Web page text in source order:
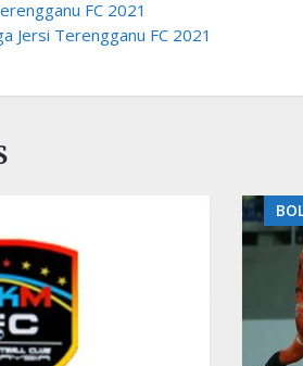
FC 2021
Jersi Terengganu FC 2021